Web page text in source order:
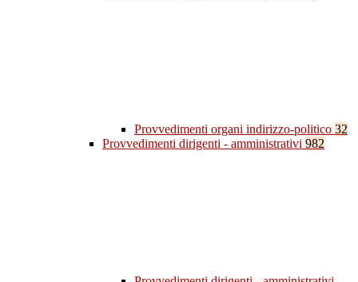
Provvedimenti organi indirizzo-politico 32
Provvedimenti dirigenti - amministrativi 982